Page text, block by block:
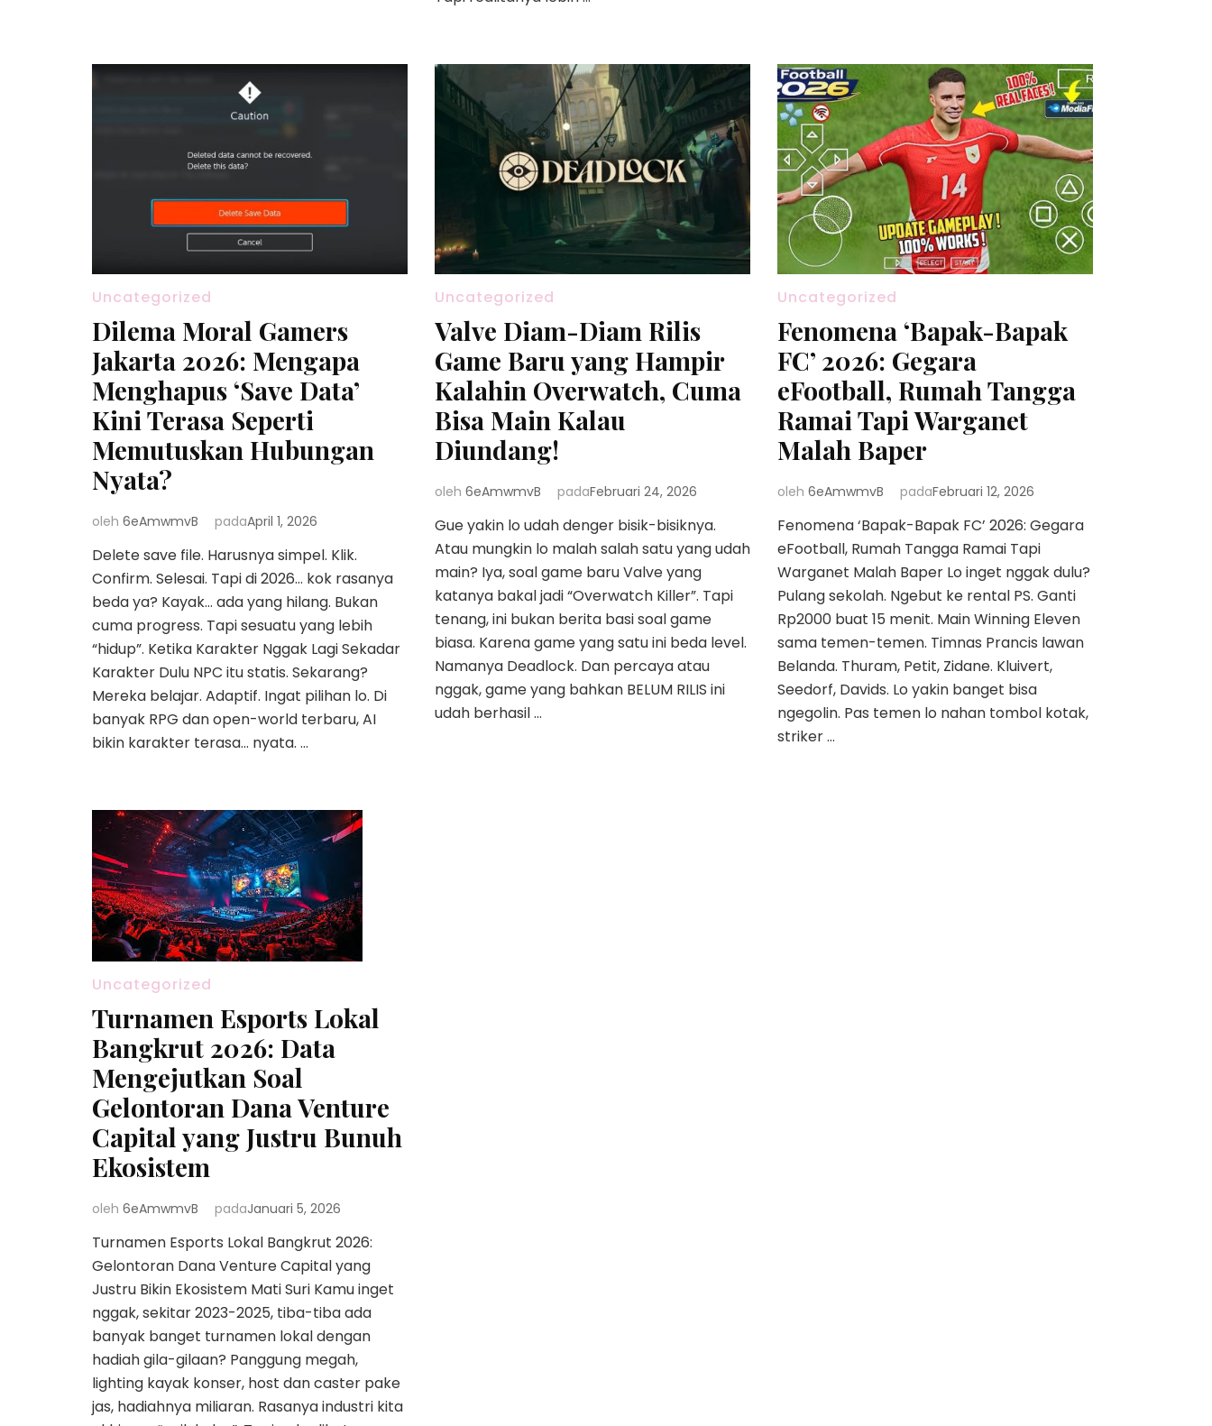
Uncategorized
Dilema Moral Gamers
Jakarta 2026: Mengapa
Menghapus ‘Save Data’
Kini Terasa Seperti
Memutuskan Hubungan
Nyata?
oleh 6eAmwmvB padaApril 1, 2026
Delete save file. Harusnya simpel. Klik.
Confirm. Selesai. Tapi di 2026… kok rasanya
beda ya? Kayak… ada yang hilang. Bukan
cuma progress. Tapi sesuatu yang lebih
“hidup”. Ketika Karakter Nggak Lagi Sekadar
Karakter Dulu NPC itu statis. Sekarang?
Mereka belajar. Adaptif. Ingat pilihan lo. Di
banyak RPG dan open-world terbaru, AI
bikin karakter terasa… nyata. …
Uncategorized
Valve Diam-Diam Rilis
Game Baru yang Hampir
Kalahin Overwatch, Cuma
Bisa Main Kalau
Diundang!
oleh 6eAmwmvB padaFebruari 24, 2026
Gue yakin lo udah denger bisik-bisiknya.
Atau mungkin lo malah salah satu yang udah
main? Iya, soal game baru Valve yang
katanya bakal jadi “Overwatch Killer”. Tapi
tenang, ini bukan berita basi soal game
biasa. Karena game yang satu ini beda level.
Namanya Deadlock. Dan percaya atau
nggak, game yang bahkan BELUM RILIS ini
udah berhasil …
Uncategorized
Fenomena ‘Bapak-Bapak
FC’ 2026: Gegara
eFootball, Rumah Tangga
Ramai Tapi Warganet
Malah Baper
oleh 6eAmwmvB padaFebruari 12, 2026
Fenomena ‘Bapak-Bapak FC’ 2026: Gegara
eFootball, Rumah Tangga Ramai Tapi
Warganet Malah Baper Lo inget nggak dulu?
Pulang sekolah. Ngebut ke rental PS. Ganti
Rp2000 buat 15 menit. Main Winning Eleven
sama temen-temen. Timnas Prancis lawan
Belanda. Thuram, Petit, Zidane. Kluivert,
Seedorf, Davids. Lo yakin banget bisa
ngegolin. Pas temen lo nahan tombol kotak,
striker …
Uncategorized
Turnamen Esports Lokal
Bangkrut 2026: Data
Mengejutkan Soal
Gelontoran Dana Venture
Capital yang Justru Bunuh
Ekosistem
oleh 6eAmwmvB padaJanuari 5, 2026
Turnamen Esports Lokal Bangkrut 2026:
Gelontoran Dana Venture Capital yang
Justru Bikin Ekosistem Mati Suri Kamu inget
nggak, sekitar 2023-2025, tiba-tiba ada
banyak banget turnamen lokal dengan
hadiah gila-gilaan? Panggung megah,
lighting kayak konser, host dan caster pake
jas, hadiahnya miliaran. Rasanya industri kita